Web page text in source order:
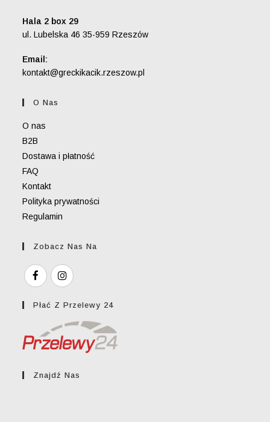
Hala 2 box 29
ul. Lubelska 46 35-959 Rzeszów
Email:
kontakt@greckikacik.rzeszow.pl
O Nas
O nas
B2B
Dostawa i płatność
FAQ
Kontakt
Polityka prywatności
Regulamin
Zobacz Nas Na
Płać Z Przelewy 24
Znajdź Nas